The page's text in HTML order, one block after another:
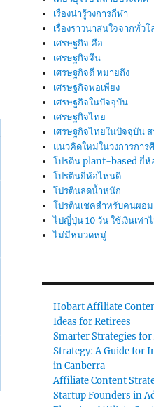
เรื่องน่ารู้วงการกีฬา
เรื่องราวน่าสนใจจากทั่วโ
เศรษฐกิจ คือ
เศรษฐกิจจีน
เศรษฐกิจดี หมายถึง
เศรษฐกิจพอเพียง
เศรษฐกิจในปัจจุบัน
เศรษฐกิจไทย
เศรษฐกิจไทยในปัจจุบัน
แนวคิดใหม่ในวงการการ
โปรตีน plant-based ยี่
โปรตีนยี่ห้อไหนดี
โปรตีนลดน้ำหนัก
โปรตีนเชคสำหรับคนผอม
ไปญี่ปุ่น 10 วัน ใช้เงินเท่า
ไม่มีหมวดหมู่
Hobart Affiliate
Ideas for Retirees
Smarter Strategies
Strategy: A Guide for
in Canberra
Affiliate Content
Startup Founders in